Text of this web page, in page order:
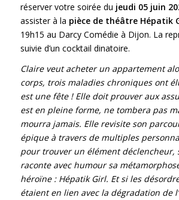
réserver votre soirée du jeudi 05 juin
assister à la pièce de théâtre Hépatik
19h15 au Darcy Comédie à Dijon. La
suivie d’un cocktail dinatoire.
Claire veut acheter un appartement
corps, trois maladies chroniques ont
est une fête ! Elle doit prouver aux
est en pleine forme, ne tombera pas
mourra jamais. Elle revisite son
épique à travers de multiples
pour trouver un élément déclencheur,
raconte avec humour sa
héroïne : Hépatik Girl. Et si les
étaient en lien avec la dégradation de